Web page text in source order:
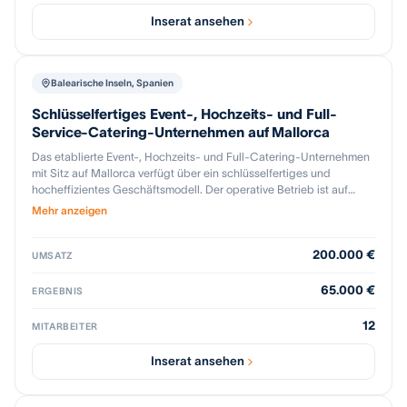
Inserat ansehen
Balearische Inseln, Spanien
Schlüsselfertiges Event-, Hochzeits- und Full-
Service-Catering-Unternehmen auf Mallorca
Das etablierte Event-, Hochzeits- und Full-Catering-Unternehmen
mit Sitz auf Mallorca verfügt über ein schlüsselfertiges und
hocheffizientes Geschäftsmodell. Der operative Betrieb ist auf
durchschnittlich zwei bis drei Tage pro Woche ausgelegt und wird
Equipment, Stromgeneratoren sowie eine eigene FoodTech-Suite
rund 130 Mitarbeitenden und bereits aufgebaute Social-Media-
Mehr anzeigen
UMSATZ 200.000 €
ERGEBNIS 65.000 €
MITARBEITER 12
Inserat ansehen